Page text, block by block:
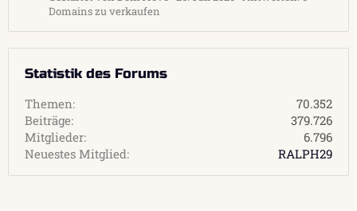
Domains zu verkaufen
Statistik des Forums
Themen
70.352
Beiträge
379.726
Mitglieder
6.796
Neuestes Mitglied
RALPH29